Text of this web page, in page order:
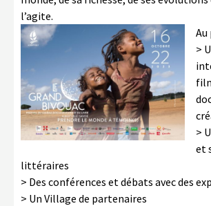
l’agite.
Au
>
>
et
littéraires
> Des conférences et débats avec des
> Un Village de partenaires